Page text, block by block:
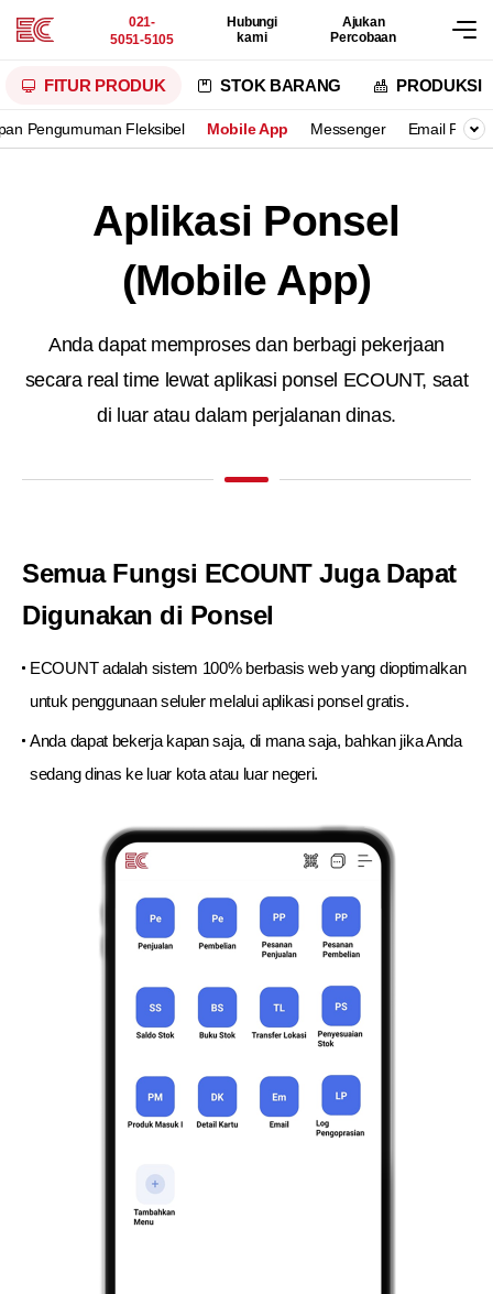
021-
5051-5105
Hubungi
kami
Ajukan
Percobaan
FITUR PRODUK STOK BARANG PRODUKSI
Pengumuman Fleksibel Mobile App Messenger Email
Aplikasi Ponsel
(Mobile App)
Anda dapat memproses dan berbagi pekerjaan
secara real time lewataplikasi ponsel ECOUNT, saat
di luar atau dalam perjalanan dinas.
Semua Fungsi ECOUNTJuga Dapat
Digunakan di Ponsel
ECOUNT adalah sistem 100% berbasis web yang dioptimalkan
untuk penggunaan seluler melalui aplikasi ponsel gratis.
Anda dapat bekerja kapan saja, di mana saja, bahkan jika Anda
sedang dinas ke luar kota atau luar negeri.